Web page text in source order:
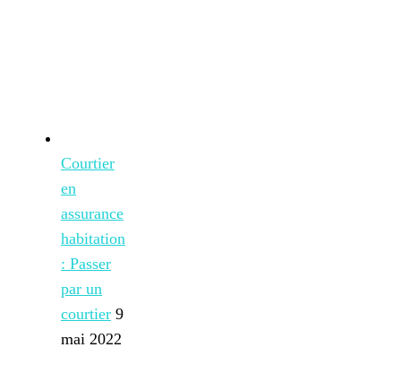
Courtier
en
assurance
habitation
: Passer
par un
courtier 9
mai 2022